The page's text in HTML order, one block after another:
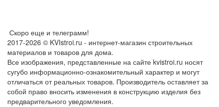
Скоро еще и телеграмм!
2017-2026 © KVIstroi.ru - интернет-магазин строительных
материалов и товаров для дома.
Все изображения, представленные на сайте kvistroi.ru носят
сугубо информационно-ознакомительный характер и могут
отличаться от реальных товаров. Производитель оставляет за
собой право вносить изменения в конструкцию изделия без
предварительного уведомления.